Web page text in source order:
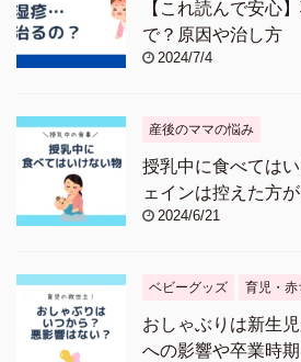
【これ読んで安心
で？原因や治し方
2024/7/4
産後のママの悩み
授乳中に食べては
ェインは控えた方
2024/6/21
ベビーグッズ 育児・赤
おしゃぶりは新生
への影響や卒業時